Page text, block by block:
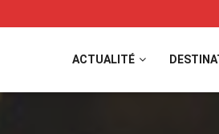
ACTUALITÉ